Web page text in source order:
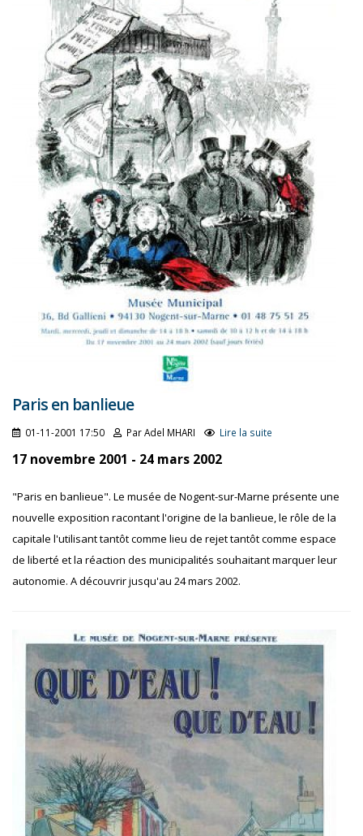
Paris en banlieue
01-11-2001 17:50 Par Adel MHARI Lire la suite
17 novembre 2001 - 24 mars 2002
"Paris en banlieue". Le musée de Nogent-sur-Marne présente une
nouvelle exposition racontant l'origine de la banlieue, le rôle de la
capitale l'utilisant tantôt comme lieu de rejet tantôt comme espace
de liberté et la réaction des municipalités souhaitant marquer leur
autonomie. A découvrir jusqu'au 24 mars 2002.